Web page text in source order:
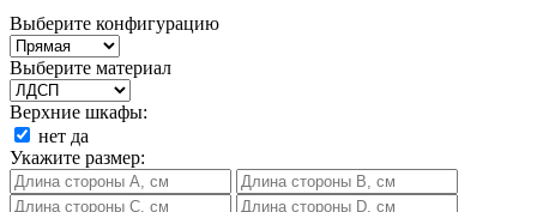
Выберите конфигурацию
Выберите материал
Верхние шкафы:
нет да
Укажите размер: